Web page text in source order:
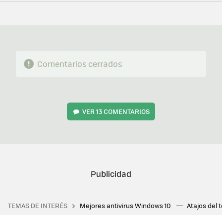
Comentarios cerrados
VER13 COMENTARIOS
TEMAS DE INTERÉS Mejores antivirus Windows 10 Atajos del